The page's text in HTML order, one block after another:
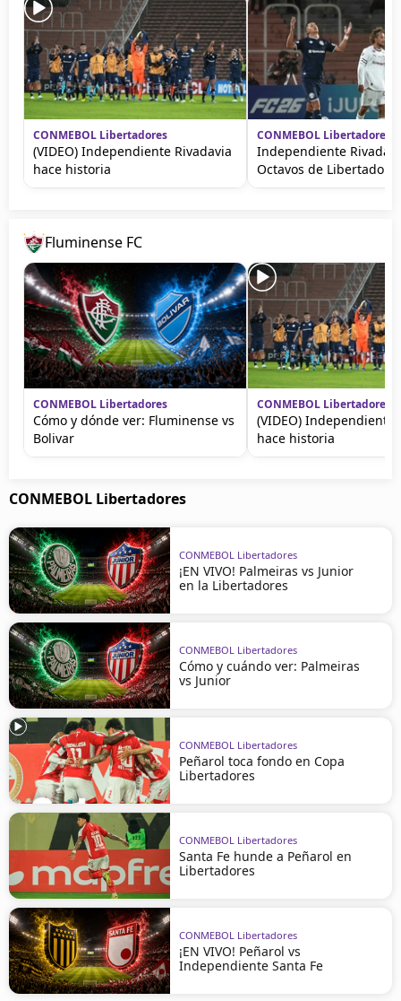
CONMEBOL Libertadores
(VIDEO) Independiente Rivadavia
hace historia
CONMEBOL Libertadores
Independiente
Octavos de
Fluminense FC
CONMEBOL Libertadores
Cómo y dónde ver: Fluminense vs
Bolivar
CONMEBOL Libertadores
(VIDEO) Independiente
hace historia
CONMEBOL Libertadores
CONMEBOL Libertadores
¡EN VIVO! Palmeiras vs Junior
en la Libertadores
CONMEBOL Libertadores
Cómo y cuándo ver: Palmeiras
vs Junior
CONMEBOL Libertadores
Peñarol toca fondo en Copa
Libertadores
CONMEBOL Libertadores
Santa Fe hunde a Peñarol en
Libertadores
CONMEBOL Libertadores
¡EN VIVO! Peñarol vs
Independiente Santa Fe